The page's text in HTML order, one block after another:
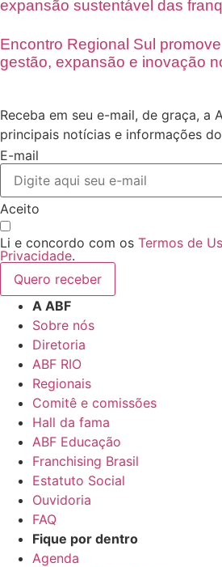
expansão sustentável das
Encontro Regional Sul
gestão, expansão e inovação
Receba em seu e-mail, de graça, a
principais notícias e informações
E-mail
Aceito
Li e concordo com os Termos de
Privacidade.
Quero receber
A ABF
Sobre nós
Diretoria
ABF RIO
Regionais
Comitê e comissões
Hall da fama
ABF Educação
Franchising Brasil
Estatuto Social
Ouvidoria
FAQ
Fique por dentro
Agenda